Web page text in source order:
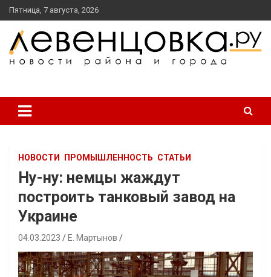
перейти
к
содержанию
Пятница, 7 августа, 2026
НОВОСТИ ПРОМЫШЛЕННОСТЬ СТАТЬИ
Ну-ну: немцы жаждут
построить танковый завод на
Украине
04.03.2023 Е. Мартынов